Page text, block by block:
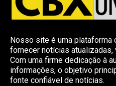
Nosso site é uma
fornecer notícias
Com uma firme dedicação à
informações, o objetivo
fonte confiável de notícias.